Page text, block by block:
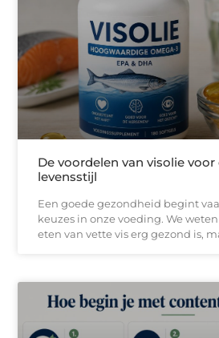
De voordelen van visolie
levensstijl
Een goede gezondheid begint
keuzes in onze voeding. We
eten van vette vis erg gezond is,